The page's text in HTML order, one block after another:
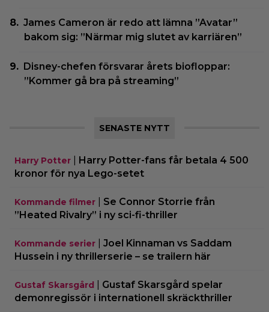
James Cameron är redo att lämna ”Avatar”
bakom sig: ”Närmar mig slutet av karriären”
Disney-chefen försvarar årets biofloppar:
”Kommer gå bra på streaming”
SENASTE NYTT
Harry Potter
Harry Potter-fans får betala 4 500
kronor för nya Lego-setet
Kommande filmer
Se Connor Storrie från
”Heated Rivalry” i ny sci-fi-thriller
Kommande serier
Joel Kinnaman vs Saddam
Hussein i ny thrillerserie – se trailern här
Gustaf Skarsgård
Gustaf Skarsgård spelar
demonregissör i internationell skräckthriller